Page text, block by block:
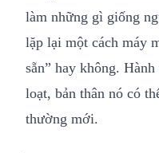
làm những gì giống
lặp lại một cách máy
sẵn” hay không.
loạt, bản thân nó có
thường mới.